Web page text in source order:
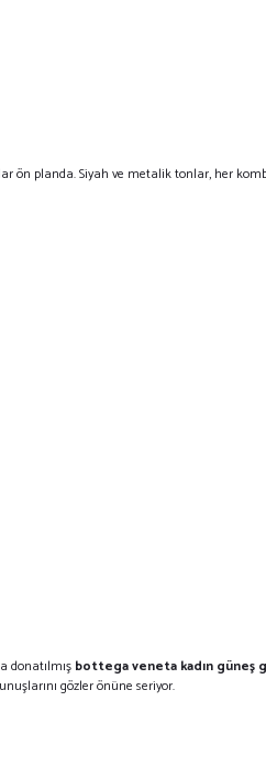
ön planda. Siyah ve metalik tonlar, her
donatılmış bottega veneta kadın güneş
gözler önüne seriyor.